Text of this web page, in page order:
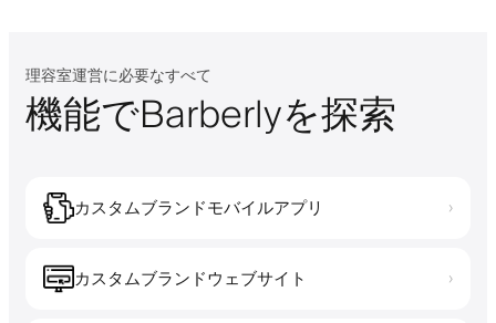
理容室運営に必要なすべて
機能でBarberlyを探索
カスタムブランドモバイルアプリ ›
カスタムブランドウェブサイト ›